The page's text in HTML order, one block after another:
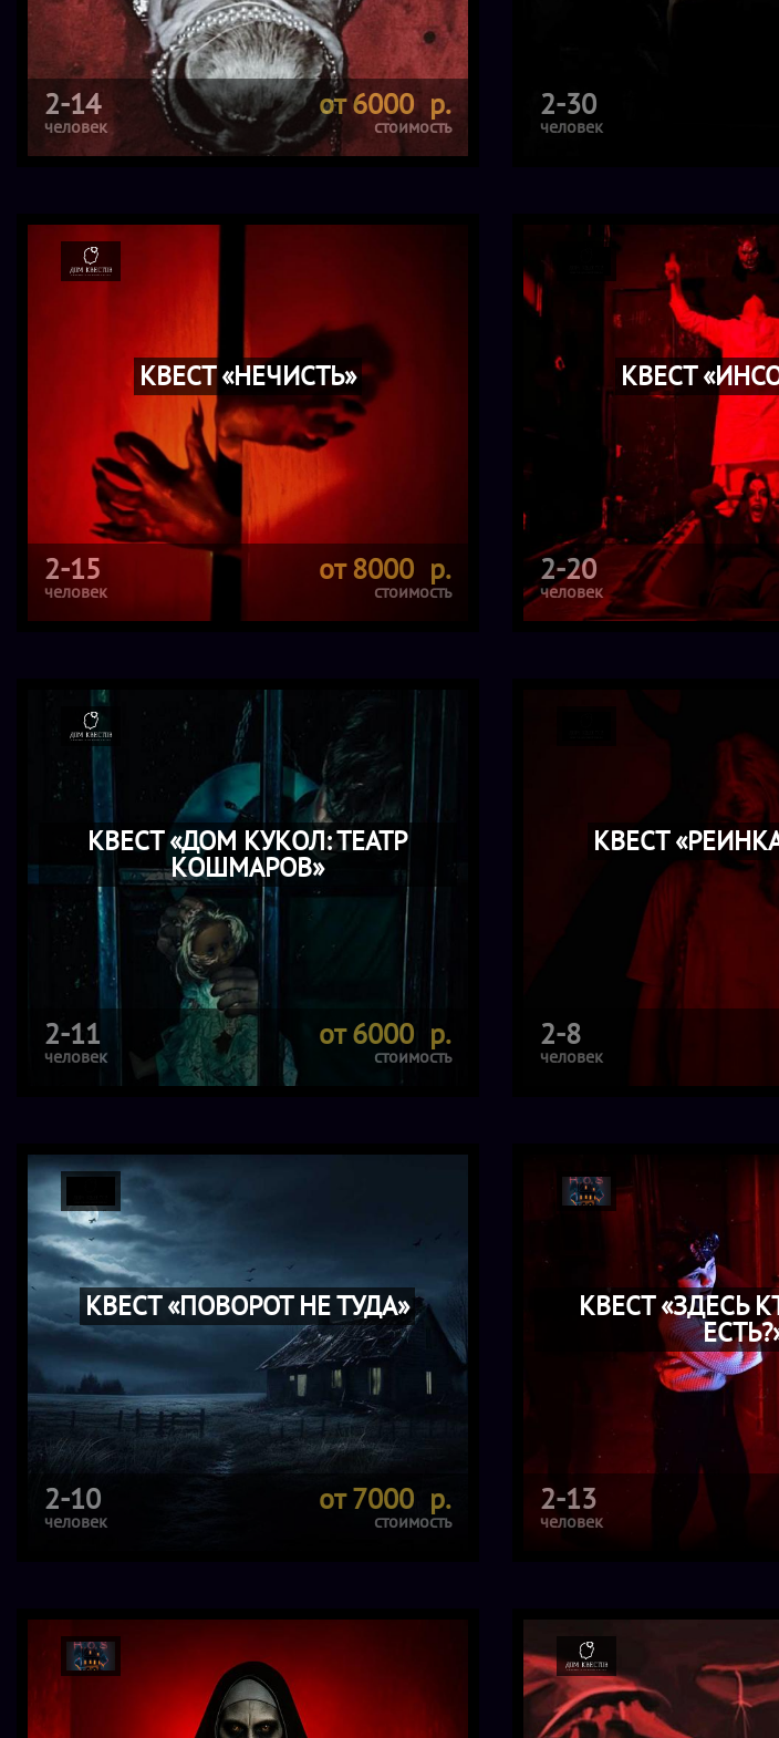
2-14
человек
от 6000 р.
стоимость
2-30
человек
КВЕСТ «НЕЧИСТЬ»
2-15
человек
от 8000 р.
стоимость
КВЕСТ
2-20
человек
КВЕСТ «ДОМ КУКОЛ: ТЕАТР
КОШМАРОВ»
2-11
человек
от 6000 р.
стоимость
КВЕСТ
2-8
человек
КВЕСТ «ПОВОРОТ НЕ ТУДА»
2-10
человек
от 7000 р.
стоимость
КВЕСТ «ЗДЕСЬ
2-13
человек